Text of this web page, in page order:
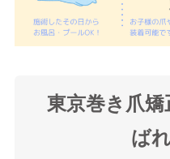
東京巻き爪
ば